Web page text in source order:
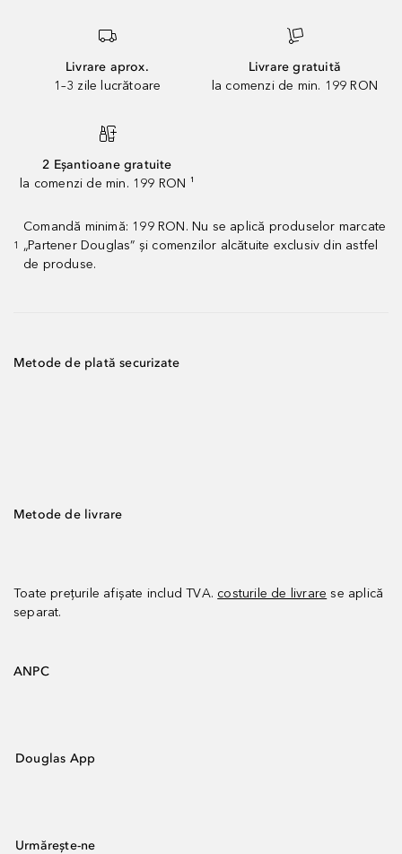
Livrare aprox.
1–3 zile lucrătoare
Livrare gratuită
la comenzi de min. 199 RON
2 Eșantioane gratuite
la comenzi de min. 199 RON ¹
1
Comandă minimă: 199 RON. Nu se aplică produselor marcate
„Partener Douglas” și comenzilor alcătuite exclusiv din astfel
de produse.
Metode de plată securizate
Metode de livrare
Toate prețurile afișate includ TVA. costurile de livrare se aplică
separat.
ANPC
Douglas App
Urmărește-ne